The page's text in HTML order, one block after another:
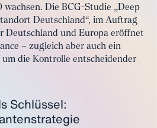
Die BCG-Studie „Deep
Deutschland“, im Auftrag
Deutschland und Europa eröffnet
– zugleich aber auch ein
die Kontrolle entscheidender
Schlüssel: